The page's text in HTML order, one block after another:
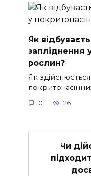
Як
запліднення
рослин?
Як
0 26
Чи